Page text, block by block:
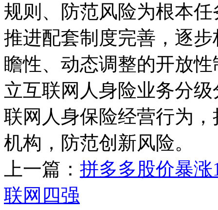
规则、防范风险为根本
推进配套制度完善，逐
瞻性、动态调整的开放
立互联网人身险业务分
联网人身保险经营行为
机构，防范创新风险。
上一篇： 拼多多股价暴
联网四强